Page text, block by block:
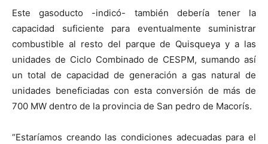
Este gasoducto -indicó- también debería tener la
capacidad suficiente para eventualmente suministrar
combustible al resto del parque de Quisqueya y a las
unidades de Ciclo Combinado de CESPM, sumando así
un total de capacidad de generación a gas natural de
unidades beneficiadas con esta conversión de más de
700 MW dentro de la provincia de San pedro de Macorís.
“Estaríamos creando las condiciones adecuadas para el